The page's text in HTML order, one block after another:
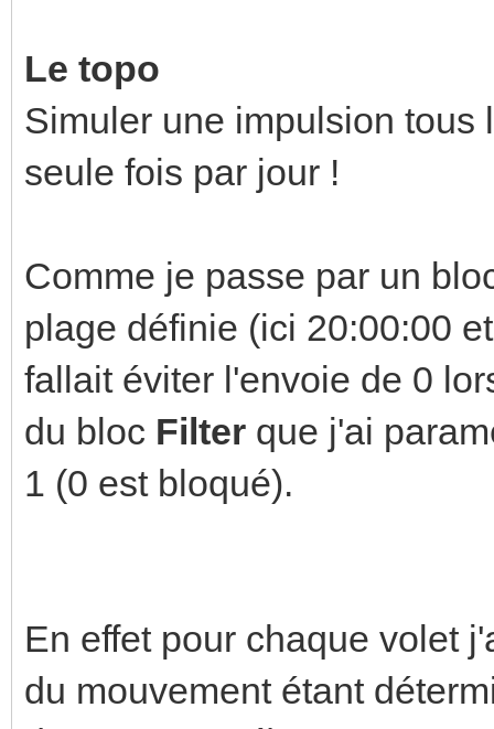
Le topo
Simuler une impulsion tous
seule fois par jour !
Comme je passe par un
plage définie (ici 20:00:00
fallait éviter l'envoie de 0
du bloc Filter que j'ai
1 (0 est bloqué).
En effet pour chaque volet
du mouvement étant